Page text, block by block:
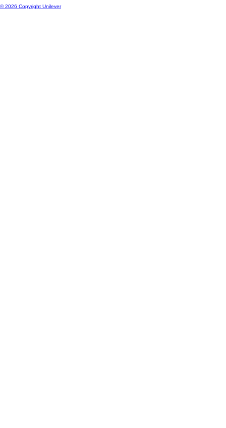
© 2026 Copyright Unilever